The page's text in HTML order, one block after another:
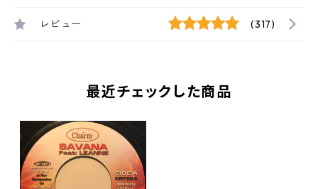
レビュー (317)
最近チェックした商品